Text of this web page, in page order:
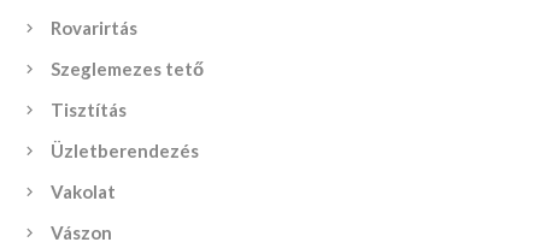
Rovarirtás
Szeglemezes tető
Tisztítás
Üzletberendezés
Vakolat
Vászon